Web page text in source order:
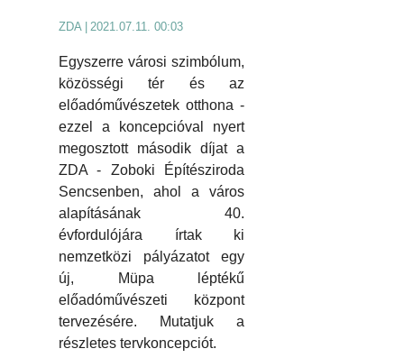
ZDA | 2021.07.11. 00:03
Egyszerre városi szimbólum,
közösségi tér és az
előadóművészetek otthona -
ezzel a koncepcióval nyert
megosztott második díjat a
ZDA - Zoboki Építésziroda
Sencsenben, ahol a város
alapításának 40.
évfordulójára írtak ki
nemzetközi pályázatot egy
új, Müpa léptékű
előadóművészeti központ
tervezésére. Mutatjuk a
részletes tervkoncepciót.